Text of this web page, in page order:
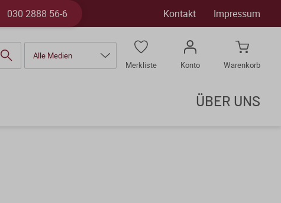
030 2888 56-6 Kontakt Impressum
Alle Medien
Merkliste
Konto Warenkorb
ÜBER UNS